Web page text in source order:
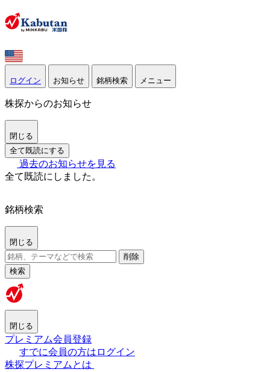
ログイン お知らせ 銘柄検索 メニュー
株探からのお知らせ
閉じる
全て既読にする
過去のお知らせを見る
全て既読にしました。
銘柄検索
閉じる
削除
検索
閉じる
プレミアム会員登録
すでに会員の方はログイン
株探プレミアムとは